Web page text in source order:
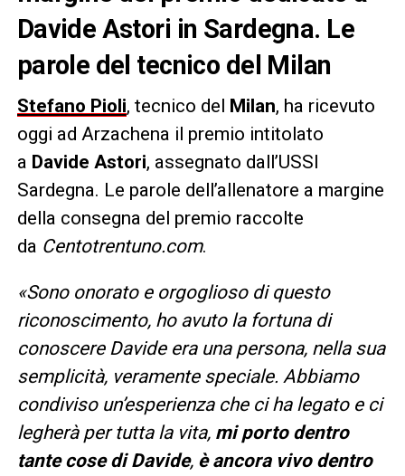
Davide Astori in Sardegna. Le
parole del tecnico del Milan
Stefano Pioli, tecnico del Milan, ha ricevuto
oggi ad Arzachena il premio intitolato
a Davide Astori, assegnato dall’USSI
Sardegna. Le parole dell’allenatore a margine
della consegna del premio raccolte
da Centotrentuno.com.
«Sono onorato e orgoglioso di questo
riconoscimento, ho avuto la fortuna di
conoscere Davide era una persona, nella sua
semplicità, veramente speciale. Abbiamo
condiviso un’esperienza che ci ha legato e ci
legherà per tutta la vita, mi porto dentro
tante cose di Davide, è ancora vivo dentro